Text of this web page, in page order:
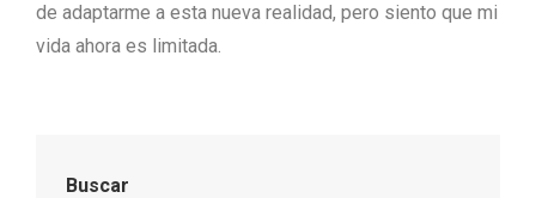
de adaptarme a esta nueva realidad, pero siento que mi
vida ahora es limitada.
Buscar